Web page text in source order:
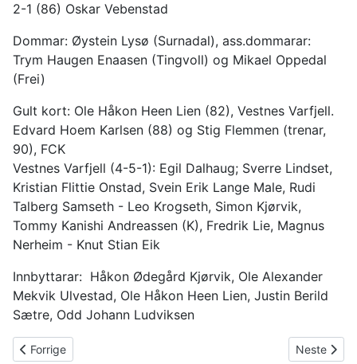
2-1 (86) Oskar Vebenstad
Dommar: Øystein Lysø (Surnadal), ass.dommarar:
Trym Haugen Enaasen (Tingvoll) og Mikael Oppedal
(Frei)
Gult kort: Ole Håkon Heen Lien (82), Vestnes Varfjell.
Edvard Hoem Karlsen (88) og Stig Flemmen (trenar,
90), FCK
Vestnes Varfjell (4-5-1): Egil Dalhaug; Sverre Lindset,
Kristian Flittie Onstad, Svein Erik Lange Male, Rudi
Talberg Samseth - Leo Krogseth, Simon Kjørvik,
Tommy Kanishi Andreassen (K), Fredrik Lie, Magnus
Nerheim - Knut Stian Eik
Innbyttarar: Håkon Ødegård Kjørvik, Ole Alexander
Mekvik Ulvestad, Ole Håkon Heen Lien, Justin Berild
Sætre, Odd Johann Ludviksen
Forrige artikkel: 5. divisjon: Opna med borteseier
Forrige Neste
Neste